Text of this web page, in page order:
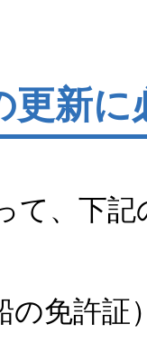
更新に
て、下
の免許証